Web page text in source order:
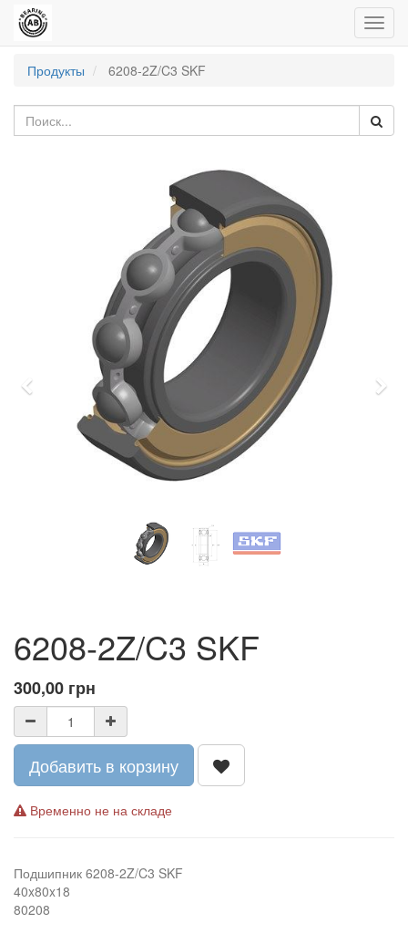
Продукты
6208-2Z/C3 SKF
Previous
6208-2Z/C3 SKF
300,00 грн
Добавить в корзину
Временно не на складе
Подшипник 6208-2Z/C3 SKF
40x80x18
80208